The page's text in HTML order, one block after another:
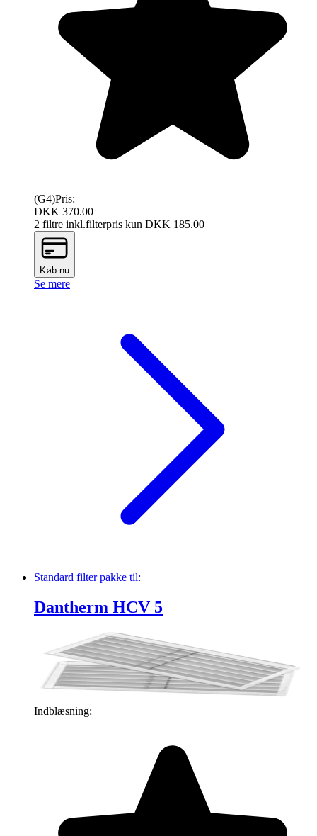
(G4)Pris:
DKK 370.00
2 filtre inkl.filterpris kun DKK 185.00
Køb nu
Se mere
Standard filter pakke til:
Dantherm HCV 5
Indblæsning: